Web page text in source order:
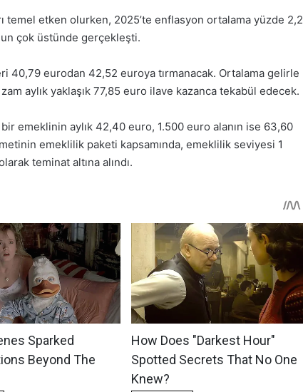
temel etken olurken, 2025’te enflasyon ortalama yüzde 2,2
çok üstünde gerçekleşti.
40,79 eurodan 42,52 euroya tırmanacak. Ortalama gelirle
aylık yaklaşık 77,85 euro ilave kazanca tekabül edecek.
emeklinin aylık 42,40 euro, 1.500 euro alanın ise 63,60
emeklilik paketi kapsamında, emeklilik seviyesi 1
teminat altına alındı.